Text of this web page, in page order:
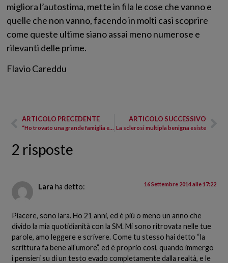
migliora l’autostima, mette in fila le cose che vanno e
quelle che non vanno, facendo in molti casi scoprire
come queste ultime siano assai meno numerose e
rilevanti delle prime.
Flavio Careddu
ARTICOLO PRECEDENTE
“Ho trovato una grande famiglia e non più una nemica di cui avere paura”
ARTICOLO SUCCESSIVO
La sclerosi multipla benigna esiste
2 risposte
Lara ha detto: 16 Settembre 2014 alle 17:22
Piacere, sono lara. Ho 21 anni, ed è più o meno un anno che
divido la mia quotidianità con la SM. Mi sono ritrovata nelle tue
parole, amo leggere e scrivere. Come tu stesso hai detto “la
scrittura fa bene all’umore”, ed è proprio cosi, quando immergo
i pensieri su di un testo evado completamente dalla realtà, e le